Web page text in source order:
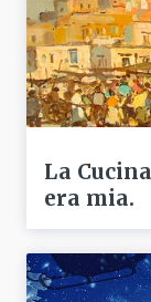
La
era mia.